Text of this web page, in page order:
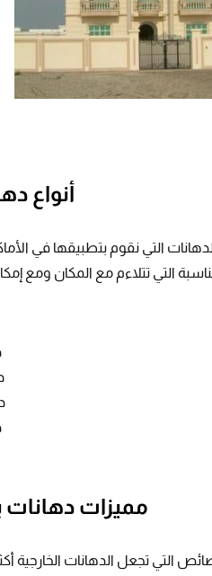
أنواع
التي نقوم بتطبيقها في
التي تتلاءم مع المكان ومع
مميزات دهانات
التي تجعل الدهانات الخارجية